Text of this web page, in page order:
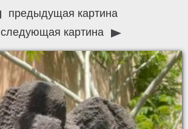
предыдущая картина
следующая картина